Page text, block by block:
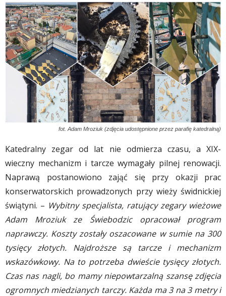
fot. Adam Mroziuk (zdjęcia udostępnione przez parafię katedralną)
Katedralny zegar od lat nie odmierza czasu, a XIX-
wieczny mechanizm i tarcze wymagały pilnej renowacji.
Naprawą postanowiono zająć się przy okazji prac
konserwatorskich prowadzonych przy wieży świdnickiej
świątyni. – Wybitny specjalista, ratujący zegary wieżowe
Adam Mroziuk ze Świebodzic opracował program
naprawczy. Koszty zostały oszacowane w sumie na 300
tysięcy złotych. Najdroższe są tarcze i mechanizm
wskazówkowy. Na to potrzeba dwieście tysięcy złotych.
Czas nas nagli, bo mamy niepowtarzalną szansę zdjęcia
ogromnych miedzianych tarczy. Każda ma 3 na 3 metry i